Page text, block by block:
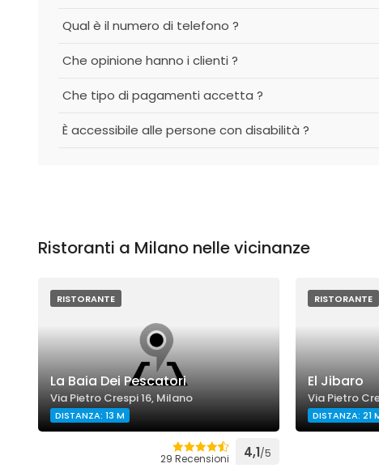
Qual è il numero di telefono ?
Che opinione hanno i clienti ?
Che tipo di pagamenti accetta ?
È accessibile alle persone con disabilità ?
Ristoranti a Milano nelle vicinanze
RISTORANTE
La Baia Dei Pescatori
Via Pietro Crespi 16, Milano
DISTANZA: 13 M
29 Recensioni 4,1/5
RISTORANTE
El Jibaro
Via Pietro
DISTANZA: 21